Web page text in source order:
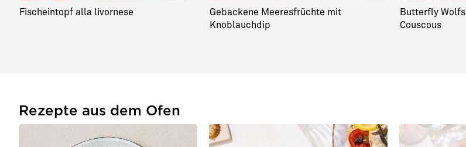
Fischeintopf alla livornese
Gebackene Meeresfrüchte mit
Knoblauchdip
Butterfly
Couscous
Rezepte aus dem Ofen